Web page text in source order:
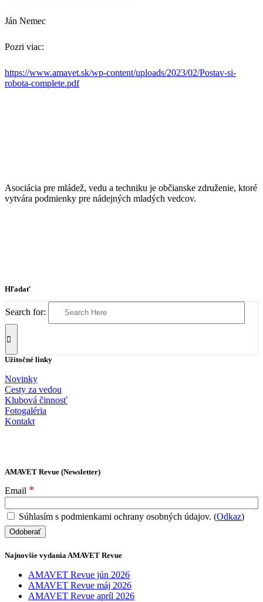
Ján Nemec
Pozri viac:
https://www.amavet.sk/wp-content/uploads/2023/02/Postav-si-
robota-complete.pdf
Asociácia pre mládež, vedu a techniku je občianske združenie, ktoré
vytvára podmienky pre nádejných mladých vedcov.
Hľadať
Search for:
Užitočné linky
Novinky
Cesty za vedou
Klubová činnosť
Fotogaléria
Kontakt
AMAVET Revue (Newsletter)
Email *
Súhlasím s podmienkami ochrany osobných údajov. (Odkaz)
Najnovšie vydania AMAVET Revue
AMAVET Revue jún 2026
AMAVET Revue máj 2026
AMAVET Revue apríl 2026